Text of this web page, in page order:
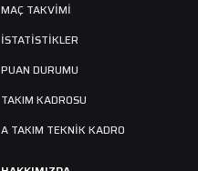
MAÇ TAKVIMI
İSTATİSTİKLER
PUAN DURUMU
TAKIM KADROSU
A TAKIM TEKNİK KADRO